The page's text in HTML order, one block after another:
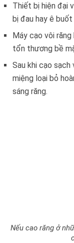
Thiết bị hiện đại
bị đau hay ê
Máy cạo vôi
tổn thương bề
Sau khi cạo
miệng loại bỏ
sáng răng.
Nếu cao răng ở